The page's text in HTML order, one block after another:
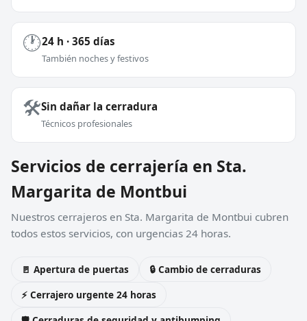
🕐24 h · 365 días
También noches y festivos
🛠️Sin dañar la cerradura
Técnicos profesionales
Servicios de cerrajería en Sta.
Margarita de Montbui
Nuestros cerrajeros en Sta. Margarita de Montbui cubren
todos estos servicios, con urgencias 24 horas.
🚪 Apertura de puertas
🔒 Cambio de cerraduras
⚡ Cerrajero urgente 24 horas